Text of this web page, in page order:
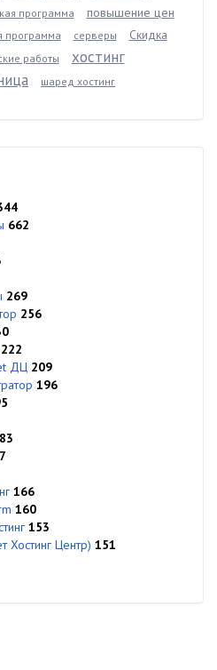
программа
повышение цен
программа серверы
Скидка
работы
хостинг
шаред хостинг
662
269
256
222
ДЦ 209
196
166
160
153
Хостинг Центр) 151